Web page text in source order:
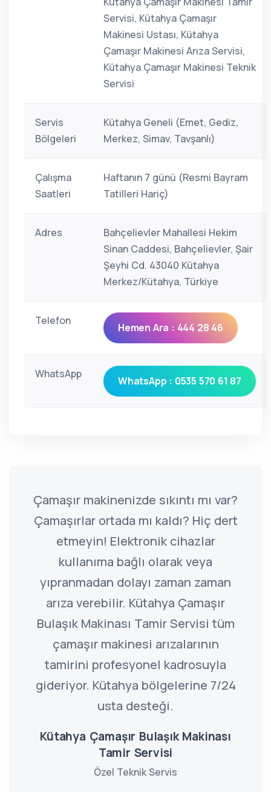
Servisi, Kütahya Çamaşır
Makinesi Ustası, Kütahya
Çamaşır Makinesi Arıza Servisi,
Kütahya Çamaşır Makinesi Teknik
Servisi
Servis
Bölgeleri
Kütahya Geneli (Emet, Gediz,
Merkez, Simav, Tavşanlı)
Çalışma
Saatleri
Haftanın 7 günü (Resmi Bayram
Tatilleri Hariç)
Adres
Bahçelievler Mahallesi Hekim
Sinan Caddesi, Bahçelievler, Şair
Şeyhi Cd. 43040 Kütahya
Merkez/Kütahya, Türkiye
Telefon
Hemen Ara : 444 28 46
WhatsApp
WhatsApp : 0535 570 61 87
Çamaşır makinenizde sıkıntı mı var?
Çamaşırlar ortada mı kaldı? Hiç dert
etmeyin! Elektronik cihazlar
kullanıma bağlı olarak veya
yıpranmadan dolayı zaman zaman
arıza verebilir. Kütahya Çamaşır
Bulaşık Makinası Tamir Servisi tüm
çamaşır makinesi arızalarının
tamirini profesyonel kadrosuyla
gideriyor. Kütahya bölgelerine 7/24
usta desteği.
Kütahya Çamaşır Bulaşık Makinası
Tamir Servisi
Özel Teknik Servis